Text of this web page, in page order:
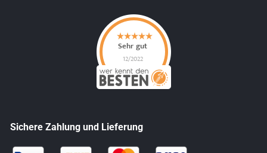
Sichere Zahlung und Lieferung